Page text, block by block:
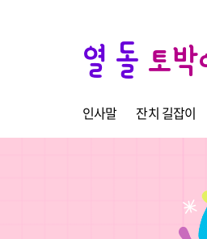
열 돌 토
인사말 잔치 길잡이